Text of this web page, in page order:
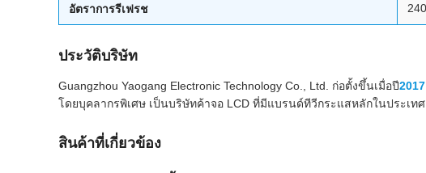
อัตราการรีเฟรช
ประวัติบริษัท
Guangzhou Yaogang Electronic Technology Co., Ltd. ก่อตั้งขึ้นเมื่อปี2017
โดยบุคลากรพิเศษ เป็นบริษัทค้าจอ LCD ที่มีแบรนด์ทีวีกระแสหลักในประเ
สินค้าที่เกี่ยวข้อง